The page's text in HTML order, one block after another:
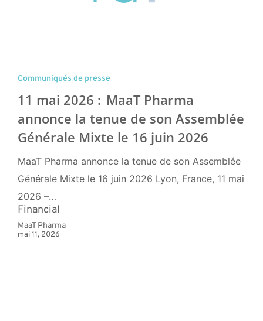
Communiqués de presse
11 mai 2026 : MaaT Pharma
annonce la tenue de son Assemblée
Générale Mixte le 16 juin 2026
MaaT Pharma annonce la tenue de son Assemblée
Générale Mixte le 16 juin 2026 Lyon, France, 11 mai
2026 –…
Financial
MaaT Pharma
mai 11, 2026